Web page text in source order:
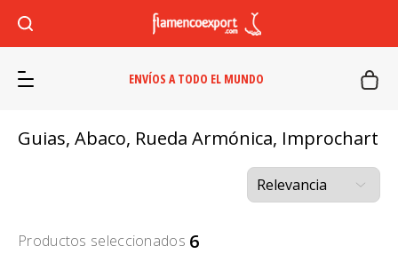
ENVÍOS A TODO EL MUNDO
Guias, Abaco, Rueda Armónica, Improchart
Productos seleccionados 6